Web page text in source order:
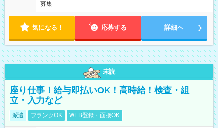
募集
気になる！ 応募する 詳細へ
未読
座り仕事！給与即払いOK！高時給！検査・組
立・入力など
派遣 ブランクOK WEB登録・面接OK